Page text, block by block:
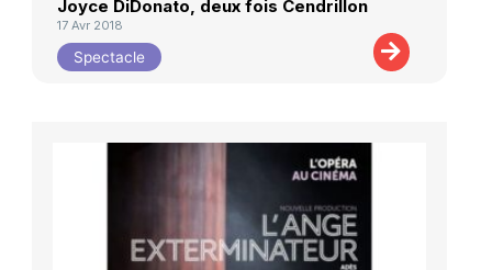
Joyce DiDonato, deux fois Cendrillon
17 Avr 2018
Spectacle